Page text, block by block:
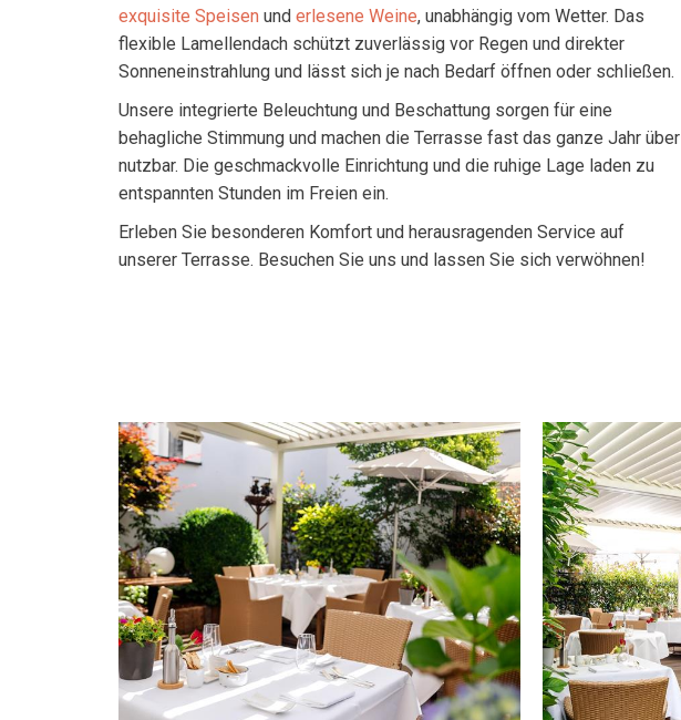
exquisite Speisen und erlesene Weine, unabhängig vom Wetter. Das
flexible Lamellendach schützt zuverlässig vor Regen und direkter
Sonneneinstrahlung und lässt sich je nach Bedarf öffnen oder schließen.
Unsere integrierte Beleuchtung und Beschattung sorgen für eine
behagliche Stimmung und machen die Terrasse fast das ganze Jahr über
nutzbar. Die geschmackvolle Einrichtung und die ruhige Lage laden zu
entspannten Stunden im Freien ein.
Erleben Sie besonderen Komfort und herausragenden Service auf
unserer Terrasse. Besuchen Sie uns und lassen Sie sich verwöhnen!